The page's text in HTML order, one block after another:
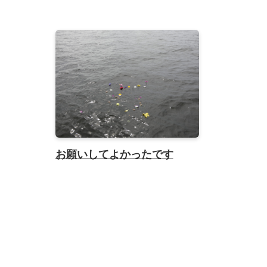
お願いしてよかったです